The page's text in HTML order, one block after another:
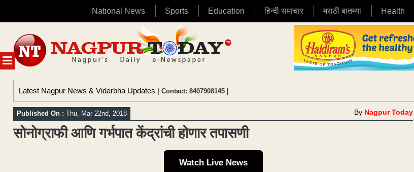
National News Sports Education हिन्दी समाचार मराठी बातम्या Health
MENU
content
Latest Nagpur News & Vidarbha Updates | Contact: 8407908145 |
Published On : Thu, Mar 22nd, 2018 By Nagpur Today
सोनोग्राफी आणि गर्भपात केंद्रांची होणार तपासणी
Watch Live News